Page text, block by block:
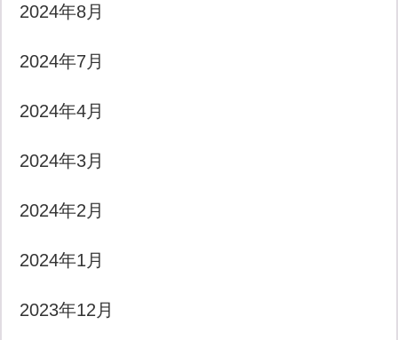
2024年8月
2024年7月
2024年4月
2024年3月
2024年2月
2024年1月
2023年12月